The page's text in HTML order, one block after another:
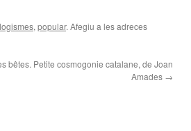
, popular. Afegiu a les adreces
bêtes. Petite cosmogonie catalane, de Joan
Amades →